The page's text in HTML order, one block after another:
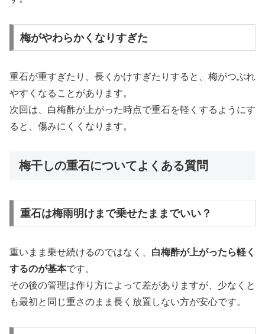
梅がやわらかくなりすぎた
重石が重すぎたり、長くかけすぎたりすると、梅がつぶれ
やすくなることがあります。
次回は、白梅酢が上がった時点で重石を軽くするようにす
ると、傷みにくくなります。
梅干しの重石についてよくある質問
重石は梅雨明けまで乗せたままでいい？
重いまま乗せ続けるのではなく、 白梅酢が上がったら軽く
するのが基本です。
その後の管理は作り方によって差がありますが、少なくと
も最初と同じ重さのまま長く放置しない方が安心です。